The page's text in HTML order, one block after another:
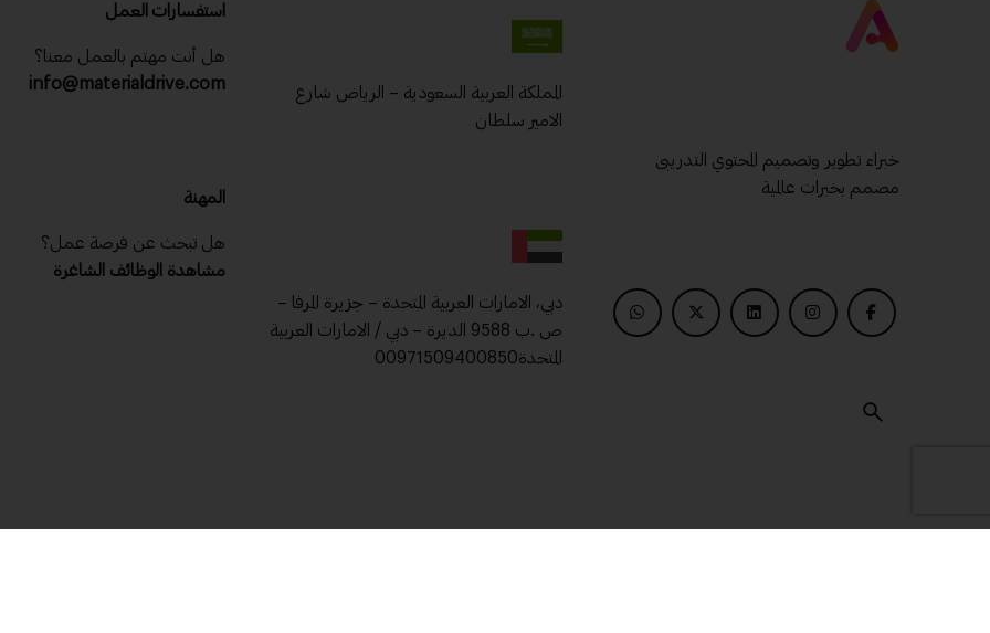
خبراء تطوير وتصميم المحتوي التدريبى
مصمم بخبرات عالمية
المملكة العربية السعودية – الرياض شارع
الامير سلطان
دبي، الامارات العربية المتحدة – جزيرة المرفا –
ص .ب 9588 الديرة – دبي / الامارات العربية
المتحدة00971509400850
استفسارات العمل
هل أنت مهتم بالعمل معنا؟
info@materialdrive.com
المهنة
هل تبحث عن فرصة عمل؟
مشاهدة الوظائف الشاغرة